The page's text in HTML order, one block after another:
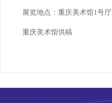
展览地点：重庆美术馆1号厅
重庆美术馆供稿